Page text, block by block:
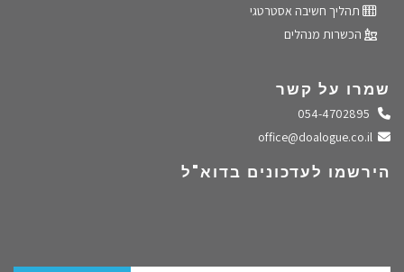
תהליך חשיבה אסטרטגי
הכשרות מנהלים
שמרו על קשר
התקשרו אלינו
שלחו מייל
הירשמו לעדכונים בדוא"ל